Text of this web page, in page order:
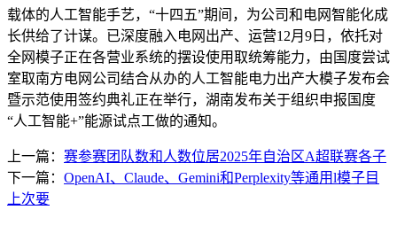
载体的人工智能手艺，“十四五”期间，为公司和电网智能化成
长供给了计谋。已深度融入电网出产、运营12月9日，依托对
全网模子正在各营业系统的摆设使用取统筹能力，由国度尝试
室取南方电网公司结合从办的人工智能电力出产大模子发布会
暨示范使用签约典礼正在举行，湖南发布关于组织申报国度
“人工智能+”能源试点工做的通知。
上一篇： 赛参赛团队数和人数位居2025年自治区A超联赛各子
下一篇： OpenAI、Claude、Gemini和Perplexity等通用l模子目
上次要